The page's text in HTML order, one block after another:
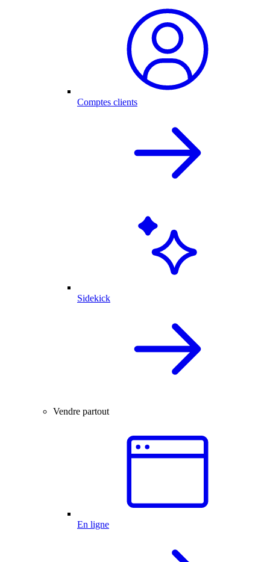
Comptes clients
Sidekick
Vendre partout
En ligne